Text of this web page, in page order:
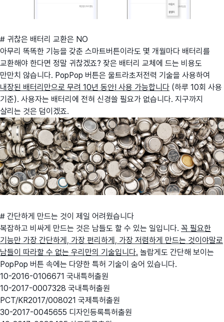
# 귀찮은 배터리 교환은 NO
아무리 똑똑한 기능을 갖춘 스마트버튼이라도 몇 개월마다 배터리를
교환해야 한다면 정말 귀찮겠죠? 잦은 배터리 교체에 드는 비용도
만만치 않습니다. PopPop 버튼은 울트라초저전력 기술을 사용하여
내장된 배터리만으로 무려 10년 동안! 사용 가능합니다 (하루 10회 사용
기준). 사용자는 배터리에 전혀 신경쓸 필요가 없습니다. 지구까지
살리는 것은 덤이겠죠.
# 간단하게 만드는 것이 제일 어려웠습니다
복잡하고 비싸게 만드는 것은 남들도 할 수 있는 일입니다. 꼭 필요한
기능만 가장 간단하게, 가장 편리하게, 가장 저렴하게 만드는 것이야말로
남들이 따라할 수 없는 우리만의 기술입니다. 놀랍게도 간단해 보이는
PopPop 버튼 속에는 다양한 특허 기술이 숨어 있습니다.
10-2016-0106671 국내특허출원
10-2017-0007328 국내특허출원
PCT/KR2017/008021 국제특허출원
30-2017-0045655 디자인등록특허출원